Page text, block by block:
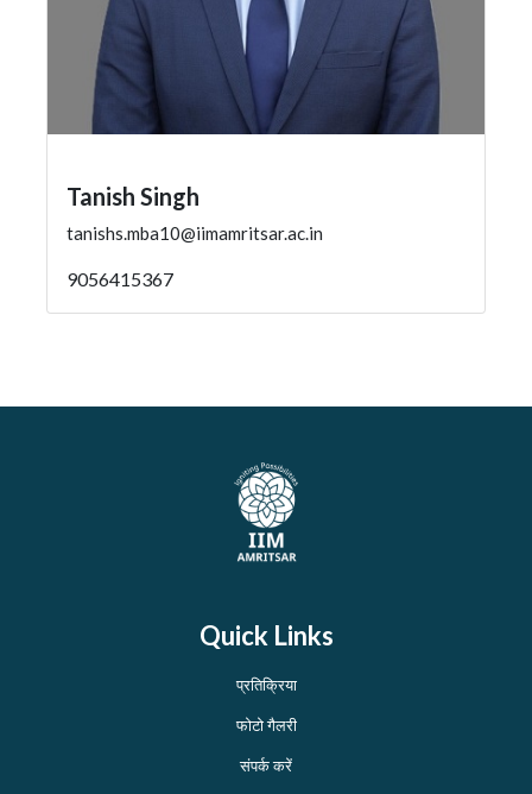
Tanish Singh
tanishs.mba10@iimamritsar.ac.in
9056415367
Quick Links
प्रतिक्रिया
फोटो गैलरी
संपर्क करें